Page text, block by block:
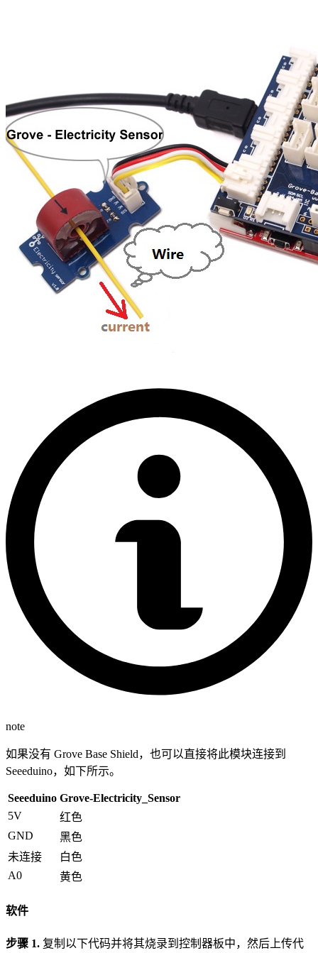
note
如果没有 Grove Base Shield，也可以直接将此模块连接到
Seeeduino，如下所示。
Seeeduino Grove-Electricity_Sensor
5V
红色
GND
黑色
未连接
白色
A0
黄色
软件
步骤 1. 复制以下代码并将其烧录到控制器板中，然后上传代